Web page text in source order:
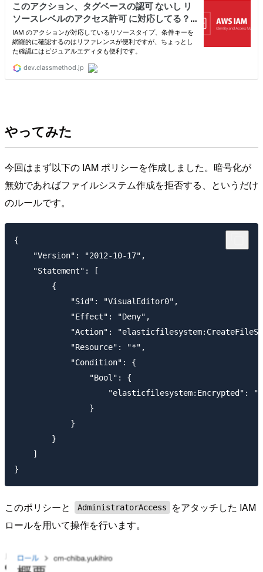
やってみた
今回はまず以下の IAM ポリシーを作成しました。暗号化が
無効であればファイルシステム作成を拒否する、というだけ
のルールです。
{
    "Version": "2012-10-17",
    "Statement": [
        {
            "Sid": "VisualEditor0",
            "Effect": "Deny",
"Action":
            "Resource": "*",
            "Condition": {
                "Bool": {
"elasticfilesystem:Encrypted":
                }
            }
        }
    ]
このポリシーと AdministratorAccess
をアタッチした IAM
ロールを用いて操作を行います。